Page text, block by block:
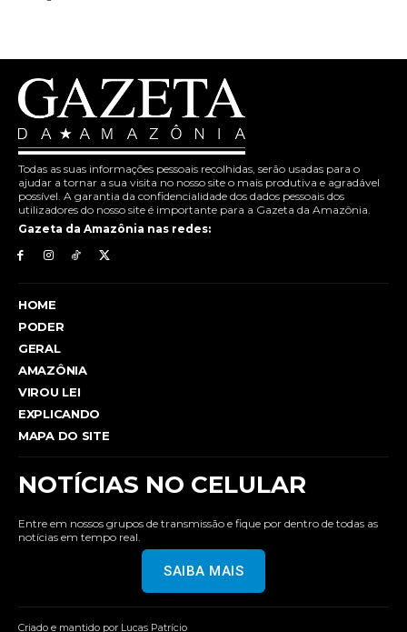
Todas as suas informações pessoais recolhidas, serão usadas para o
ajudar a tornar a sua visita no nosso site o mais produtiva e agradável
possível. A garantia da confidencialidade dos dados pessoais dos
utilizadores do nosso site é importante para a Gazeta da Amazônia.
Gazeta da Amazônia nas redes:
HOME
PODER
GERAL
AMAZÔNIA
VIROU LEI
EXPLICANDO
MAPA DO SITE
NOTÍCIAS NO CELULAR
Entre em nossos grupos de transmissão e fique por dentro de todas as
notícias em tempo real.
SAIBA MAIS
Criado e mantido por Lucas Patrício